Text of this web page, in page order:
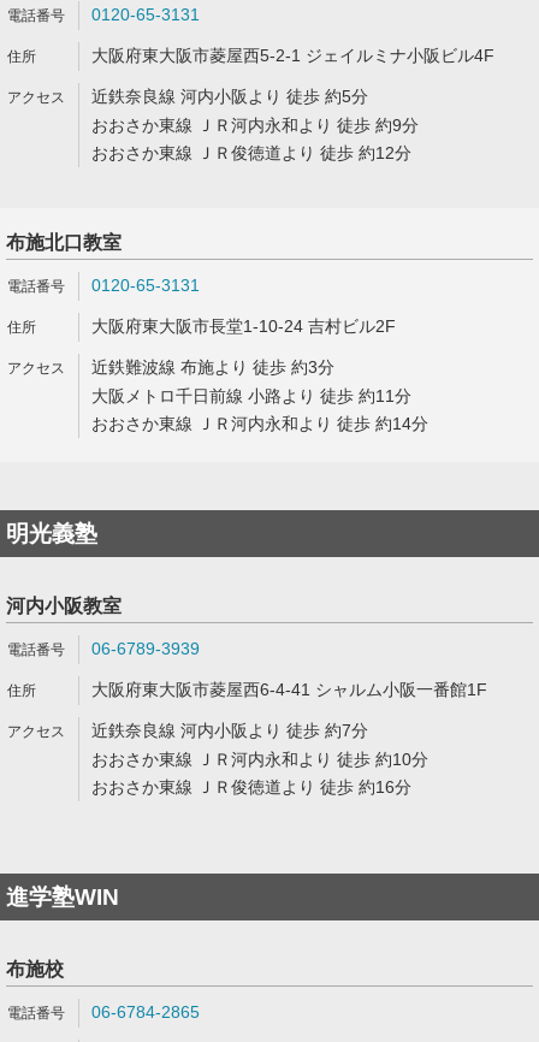
0120-65-3131
大阪府東大阪市菱屋西5-2-1 ジェイルミナ小阪ビル4F
近鉄奈良線 河内小阪より 徒歩 約5分
おおさか東線 ＪＲ河内永和より 徒歩 約9分
おおさか東線 ＪＲ俊徳道より 徒歩 約12分
布施北口教室
0120-65-3131
大阪府東大阪市長堂1-10-24 吉村ビル2F
近鉄難波線 布施より 徒歩 約3分
大阪メトロ千日前線 小路より 徒歩 約11分
おおさか東線 ＪＲ河内永和より 徒歩 約14分
明光義塾
河内小阪教室
06-6789-3939
大阪府東大阪市菱屋西6-4-41 シャルム小阪一番館1F
近鉄奈良線 河内小阪より 徒歩 約7分
おおさか東線 ＪＲ河内永和より 徒歩 約10分
おおさか東線 ＪＲ俊徳道より 徒歩 約16分
進学塾WIN
布施校
06-6784-2865